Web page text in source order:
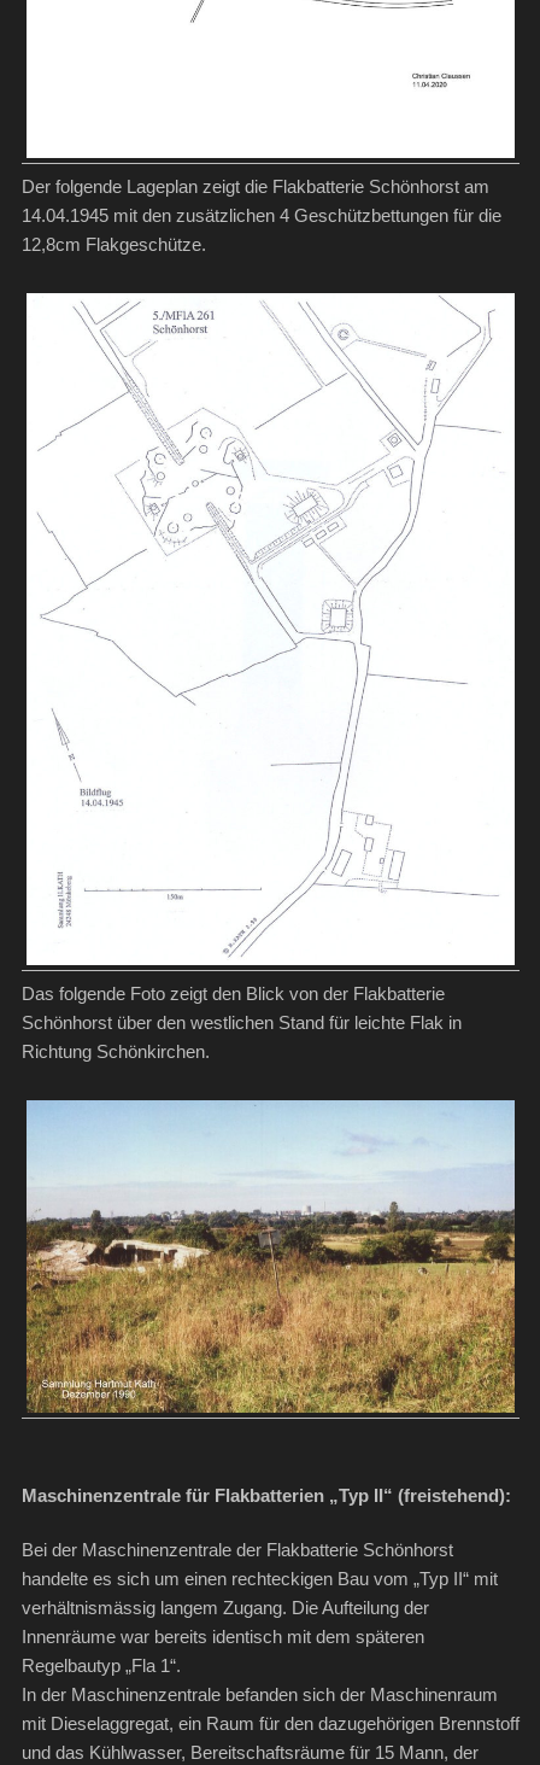
Der folgende Lageplan zeigt die Flakbatterie Schönhorst am
14.04.1945 mit den zusätzlichen 4 Geschützbettungen für die
12,8cm Flakgeschütze.
Das folgende Foto zeigt den Blick von der Flakbatterie
Schönhorst über den westlichen Stand für leichte Flak in
Richtung Schönkirchen.
Maschinenzentrale für Flakbatterien „Typ II“ (freistehend):
Bei der Maschinenzentrale der Flakbatterie Schönhorst
handelte es sich um einen rechteckigen Bau vom „Typ II“ mit
verhältnismässig langem Zugang. Die Aufteilung der
Innenräume war bereits identisch mit dem späteren
Regelbautyp „Fla 1“.
In der Maschinenzentrale befanden sich der Maschinenraum
mit Dieselaggregat, ein Raum für den dazugehörigen Brennstoff
und das Kühlwasser, Bereitschaftsräume für 15 Mann, der